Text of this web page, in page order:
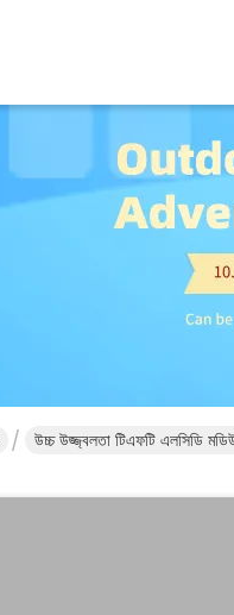
উচ্চ উজ্জ্বলতা টিএফটি এলসিডি